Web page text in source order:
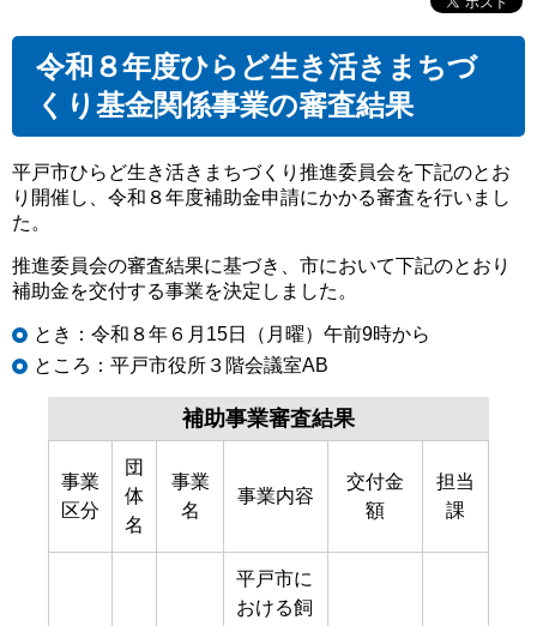
令和８年度ひらど生き活きまちづ
くり基金関係事業の審査結果
平戸市ひらど生き活きまちづくり推進委員会を下記のとお
り開催し、令和８年度補助金申請にかかる審査を行いまし
た。
推進委員会の審査結果に基づき、市において下記のとおり
補助金を交付する事業を決定しました。
とき：令和８年６月15日（月曜）午前9時から
ところ：平戸市役所３階会議室AB
補助事業審査結果
事業
区分
団
体
名
事業
名
事業内容
交付金
額
担当
課
平戸市に
おける飼